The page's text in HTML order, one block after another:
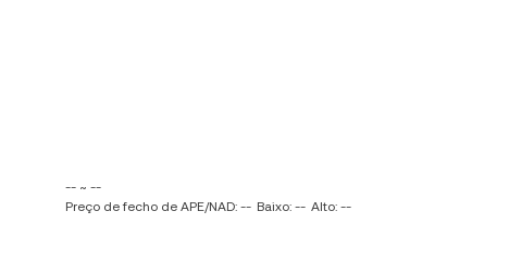
-- ~ --
Preço de fecho de APE/NAD: -- Baixo: -- Alto: --